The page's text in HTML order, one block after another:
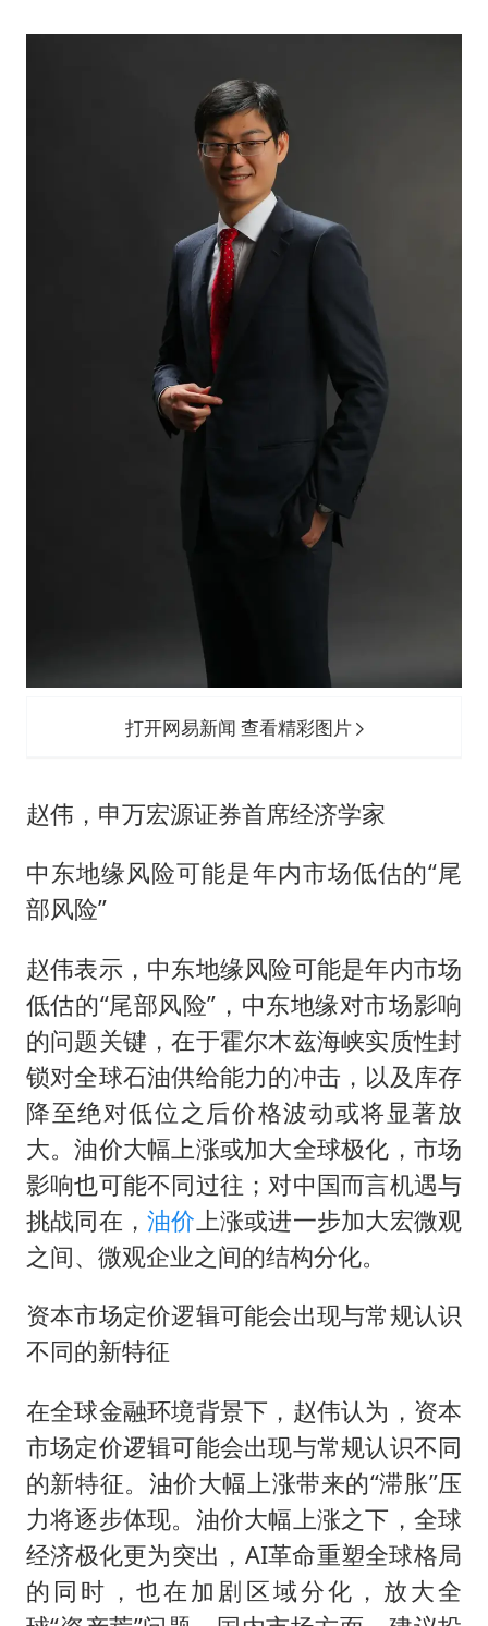
打开网易新闻 查看精彩图片
赵伟，申万宏源证券首席经济学家
中东地缘风险可能是年内市场低估的“尾
部风险”
赵伟表示，中东地缘风险可能是年内市场
低估的“尾部风险”，中东地缘对市场影响
的问题关键，在于霍尔木兹海峡实质性封
锁对全球石油供给能力的冲击，以及库存
降至绝对低位之后价格波动或将显著放
大。油价大幅上涨或加大全球极化，市场
影响也可能不同过往；对中国而言机遇与
挑战同在，油价 上涨或进一步加大宏微观
之间、微观企业之间的结构分化。
资本市场定价逻辑可能会出现与常规认识
不同的新特征
在全球金融环境背景下，赵伟认为，资本
市场定价逻辑可能会出现与常规认识不同
的新特征。油价大幅上涨带来的“滞胀”压
力将逐步体现。油价大幅上涨之下，全球
经济极化更为突出，AI革命重塑全球格局
的同时，也在加剧区域分化，放大全